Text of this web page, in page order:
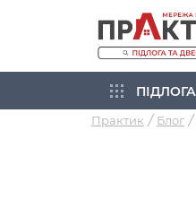
ПІДЛОГА
Практик Блог